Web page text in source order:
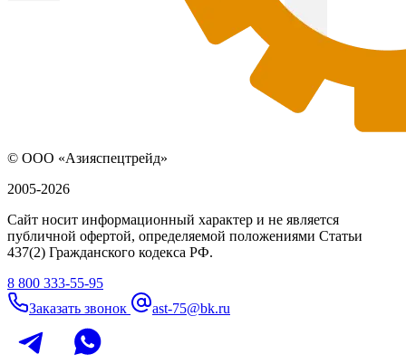
© ООО «Азияспецтрейд»
2005-2026
Сайт носит информационный характер и не является
публичной офертой, определяемой положениями Статьи
437(2) Гражданского кодекса РФ.
8 800 333-55-95
Заказать звонок
ast-75@bk.ru